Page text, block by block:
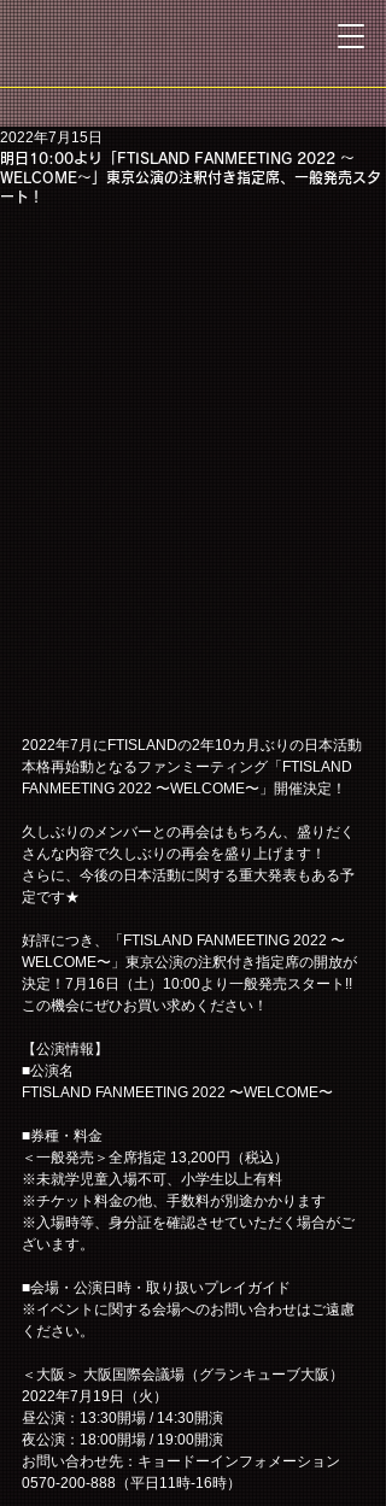
明日10:00より「FTISLAND FANMEETING 2022 〜
WELCOME〜」東京公演の注釈付き指定席、一般発売スタ
ート！
2022年7月15日
2022年7月にFTISLANDの2年10カ月ぶりの日本活動
本格再始動となるファンミーティング「FTISLAND
FANMEETING 2022 〜WELCOME〜」開催決定！
久しぶりのメンバーとの再会はもちろん、盛りだく
さんな内容で久しぶりの再会を盛り上げます！
さらに、今後の日本活動に関する重大発表もある予
定です★
好評につき、「FTISLAND FANMEETING 2022 〜
WELCOME〜」東京公演の注釈付き指定席の開放が
決定！7月16日（土）10:00より一般発売スタート!!
この機会にぜひお買い求めください！
【公演情報】
■公演名
FTISLAND FANMEETING 2022 〜WELCOME〜
■券種・料金
＜一般発売＞全席指定 13,200円（税込）
※未就学児童入場不可、小学生以上有料
※チケット料金の他、手数料が別途かかります
※入場時等、身分証を確認させていただく場合がご
ざいます。
■会場・公演日時・取り扱いプレイガイド
※イベントに関する会場へのお問い合わせはご遠慮
ください。
＜大阪＞ 大阪国際会議場（グランキューブ大阪）
2022年7月19日（火）
昼公演：13:30開場 / 14:30開演
夜公演：18:00開場 / 19:00開演
お問い合わせ先：キョードーインフォメーション
0570-200-888（平日11時-16時）